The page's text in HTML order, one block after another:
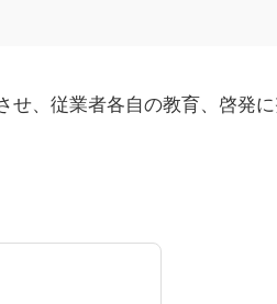
、従業者各自の教育、啓発